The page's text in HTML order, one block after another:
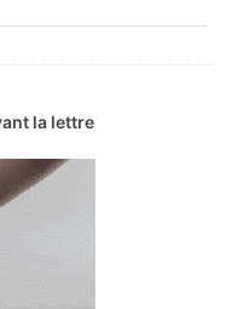
la lettre